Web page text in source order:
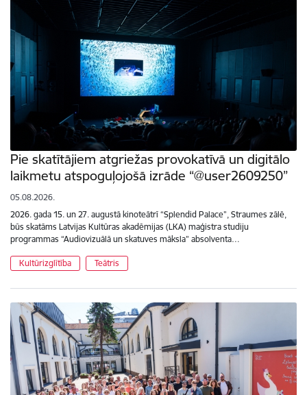
Pie skatītājiem atgriežas provokatīvā un digitālo
laikmetu atspoguļojošā izrāde “@user2609250”
05.08.2026.
2026. gada 15. un 27. augustā kinoteātrī “Splendid Palace”, Straumes zālē,
būs skatāms Latvijas Kultūras akadēmijas (LKA) maģistra studiju
programmas “Audiovizuālā un skatuves māksla” absolventa…
Kultūrizglītība Teātris